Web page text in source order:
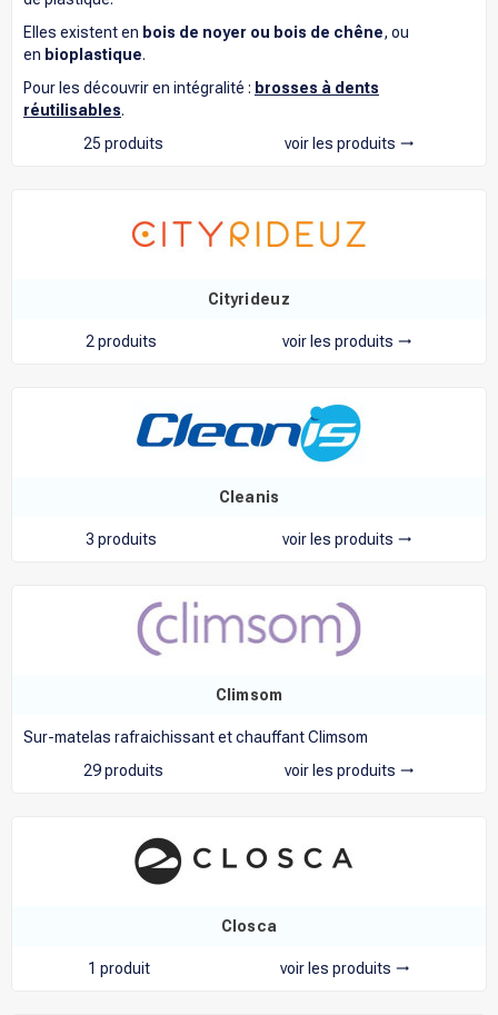
Elles existent en bois de noyer ou bois de chêne, ou
en bioplastique.
Pour les découvrir en intégralité : brosses à dents
réutilisables.
25 produits
voir les produits trending_flat
Cityrideuz
2 produits voir les produits trending_flat
Cleanis
3 produits voir les produits trending_flat
Climsom
Sur-matelas rafraichissant et chauffant Climsom
29 produits
voir les produits trending_flat
Closca
1 produit voir les produits trending_flat